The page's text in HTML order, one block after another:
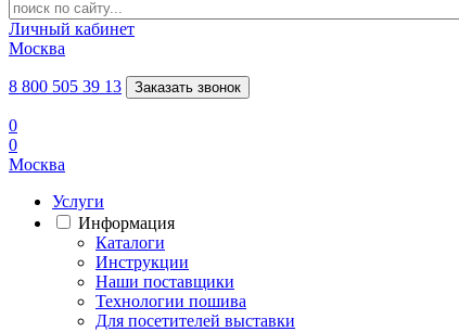
Личный кабинет
Москва
8 800 505 39 13 Заказать звонок
0
0
Москва
Услуги
Информация
Каталоги
Инструкции
Наши поставщики
Технологии пошива
Для посетителей выставки